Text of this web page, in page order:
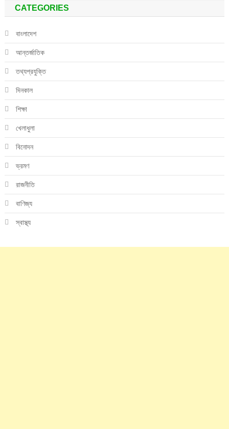
CATEGORIES
বাংলাদেশ
আন্তর্জাতিক
তথ্যপ্রযুক্তি
দিনকাল
শিক্ষা
খেলাধুলা
বিনোদন
ভ্রমণ
রাজনীতি
বাণিজ্য
স্বাস্থ্য